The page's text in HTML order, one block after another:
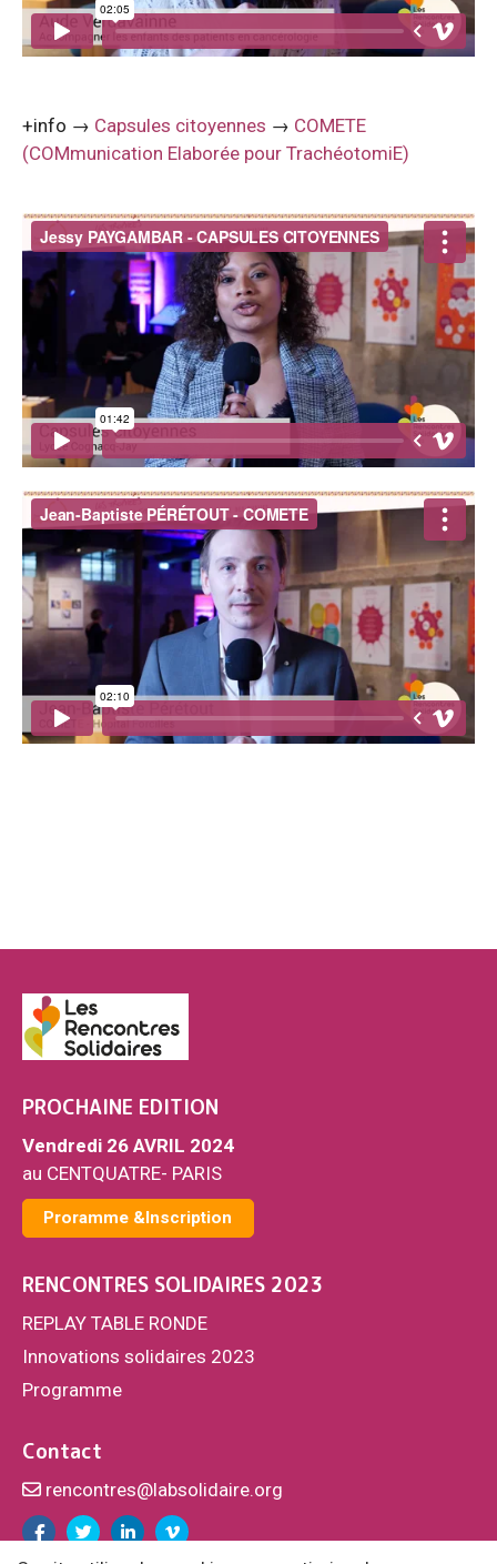
+info → Capsules citoyennes → COMETE
(COMmunication Elaborée pour TrachéotomiE)
PROCHAINE EDITION
Vendredi 26 AVRIL 2024
au CENTQUATRE- PARIS
Proramme &Inscription
RENCONTRES SOLIDAIRES 2023
REPLAY TABLE RONDE
Innovations solidaires 2023
Programme
Contact
rencontres@labsolidaire.org
Facebook
TwitterLinkedinVimeo